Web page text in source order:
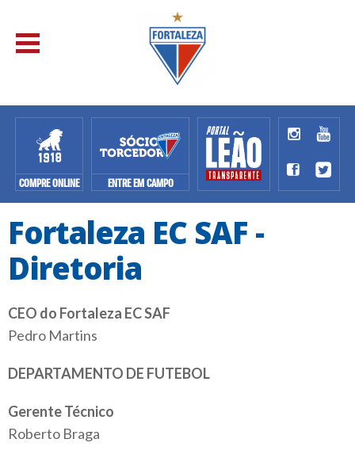
COMPRE ONLINE ENTRE EM CAMPO
Fortaleza EC SAF -
Diretoria
CEO do Fortaleza EC SAF
Pedro Martins
DEPARTAMENTO DE FUTEBOL
Gerente Técnico
Roberto Braga